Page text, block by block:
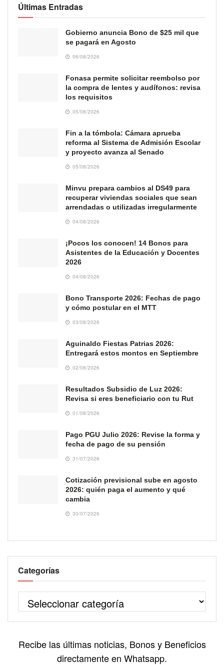
Últimas Entradas
Gobierno anuncia Bono de $25 mil que
se pagará en Agosto
06/08/2026
Fonasa permite solicitar reembolso por
la compra de lentes y audífonos: revisa
los requisitos
05/08/2026
Fin a la tómbola: Cámara aprueba
reforma al Sistema de Admisión Escolar
y proyecto avanza al Senado
05/08/2026
Minvu prepara cambios al DS49 para
recuperar viviendas sociales que sean
arrendadas o utilizadas irregularmente
04/08/2026
¡Pocos los conocen! 14 Bonos para
Asistentes de la Educación y Docentes
2026
04/08/2026
Bono Transporte 2026: Fechas de pago
y cómo postular en el MTT
03/08/2026
Aguinaldo Fiestas Patrias 2026:
Entregará estos montos en Septiembre
02/08/2026
Resultados Subsidio de Luz 2026:
Revisa si eres beneficiario con tu Rut
01/08/2026
Pago PGU Julio 2026: Revise la forma y
fecha de pago de su pensión
31/07/2026
Cotización previsional sube en agosto
2026: quién paga el aumento y qué
cambia
30/07/2026
Categorías
Recibe las últimas noticias, Bonos y Beneficios
directamente en Whatsapp.